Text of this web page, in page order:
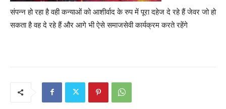
संपन्न हो रहा है वही कन्याओं को आशीर्वाद के रुप में पूरा दहेज दे रहे हैं जेवर जो हो
सकता है वह दे रहे हैं और आगे भी ऐसे समाजसेवी कार्यक्रम करते रहेंगे